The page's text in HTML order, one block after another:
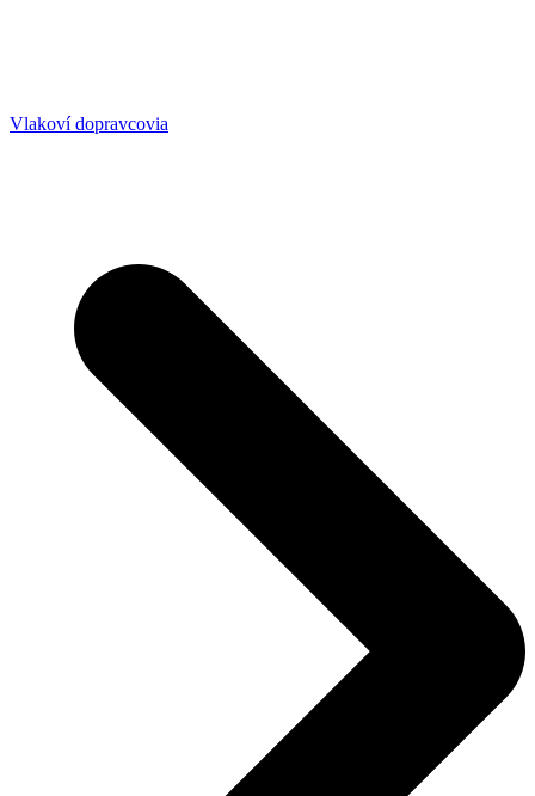
Vlakoví dopravcovia